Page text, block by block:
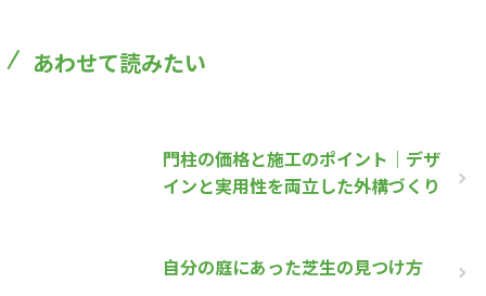
あわせて読みたい
門柱の価格と施工のポイント｜デザ
インと実用性を両立した外構づくり
自分の庭にあった芝生の見つけ方